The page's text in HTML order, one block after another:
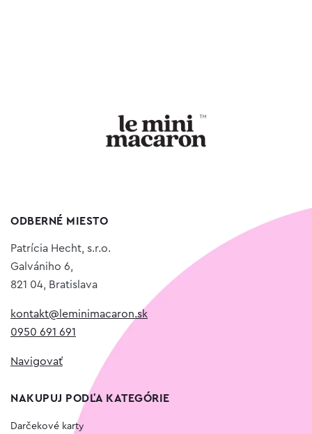
ODBERNÉ MIESTO
Patrícia Hecht, s.r.o.
Galvániho 6,
821 04, Bratislava
kontakt@leminimacaron.sk
0950 691 691
Navigovať
NAKUPUJ PODĽA KATEGÓRIE
Darčekové karty